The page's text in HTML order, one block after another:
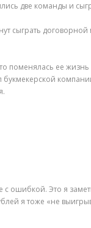
две команды и
сыграть
поменялась ее
ошибкой. Это я
я тоже «не